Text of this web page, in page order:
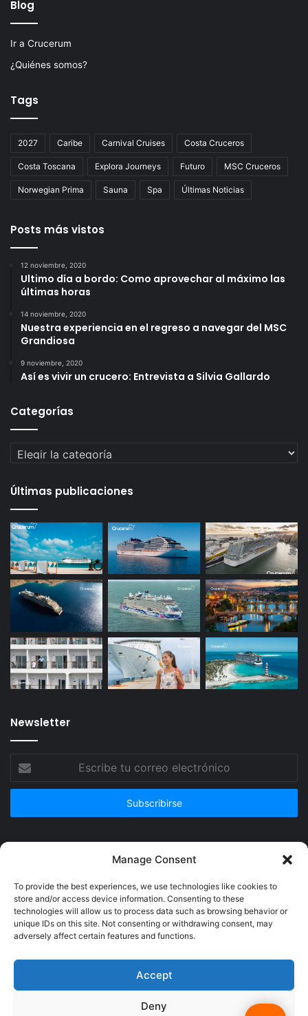
Manage Consent
To provide the best experiences, we use technologies like cookies to
store and/or access device information. Consenting to these
technologies will allow us to process data such as browsing behavior or
unique IDs on this site. Not consenting or withdrawing consent, may
adversely affect certain features and functions.
Accept
Deny
Blog
Ir a Crucerum
¿Quiénes somos?
Tags
2027 Caribe Carnival Cruises Costa Cruceros
Costa Toscana Explora Journeys Futuro MSC Cruceros
Norwegian Prima Sauna Spa Últimas Noticias
Posts más vistos
12 noviembre, 2020
Ultimo día a bordo: Como aprovechar al máximo las
últimas horas
14 noviembre, 2020
Nuestra experiencia en el regreso a navegar del MSC
Grandiosa
9 noviembre, 2020
Así es vivir un crucero: Entrevista a Silvia Gallardo
Categorías
Categorías
Últimas publicaciones
Newsletter
correo
© Copyright 2026, Todos los derechos reservados @Crucerum |